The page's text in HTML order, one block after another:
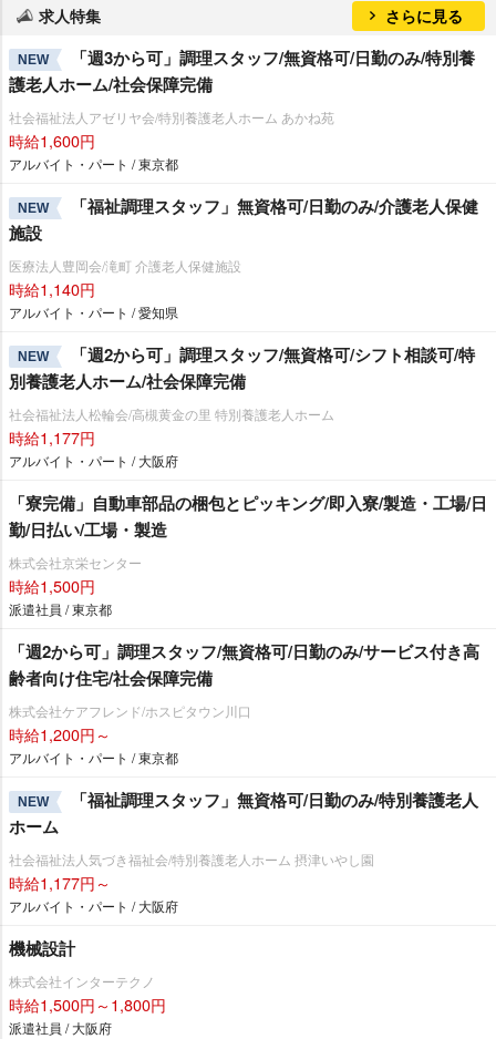
求人特集 さらに見る
NEW
「週3から可」調理スタッフ/無資格可/日勤のみ/特別養
護老人ホーム/社会保障完備
社会福祉法人アゼリヤ会/特別養護老人ホーム あかね苑
時給1,600円
アルバイト・パート / 東京都
NEW
「福祉調理スタッフ」無資格可/日勤のみ/介護老人保健
施設
医療法人豊岡会/滝町 介護老人保健施設
時給1,140円
アルバイト・パート / 愛知県
NEW
「週2から可」調理スタッフ/無資格可/シフト相談可/特
別養護老人ホーム/社会保障完備
社会福祉法人松輪会/高槻黄金の里 特別養護老人ホーム
時給1,177円
アルバイト・パート / 大阪府
「寮完備」自動車部品の梱包とピッキング/即入寮/製造・工場/日
勤/日払い/工場・製造
株式会社京栄センター
時給1,500円
派遣社員 / 東京都
「週2から可」調理スタッフ/無資格可/日勤のみ/サービス付き高
齢者向け住宅/社会保障完備
株式会社ケアフレンド/ホスピタウン川口
時給1,200円～
アルバイト・パート / 東京都
NEW
「福祉調理スタッフ」無資格可/日勤のみ/特別養護老人
ホーム
社会福祉法人気づき福祉会/特別養護老人ホーム 摂津いやし園
時給1,177円～
アルバイト・パート / 大阪府
機械設計
株式会社インターテクノ
時給1,500円～1,800円
派遣社員 / 大阪府